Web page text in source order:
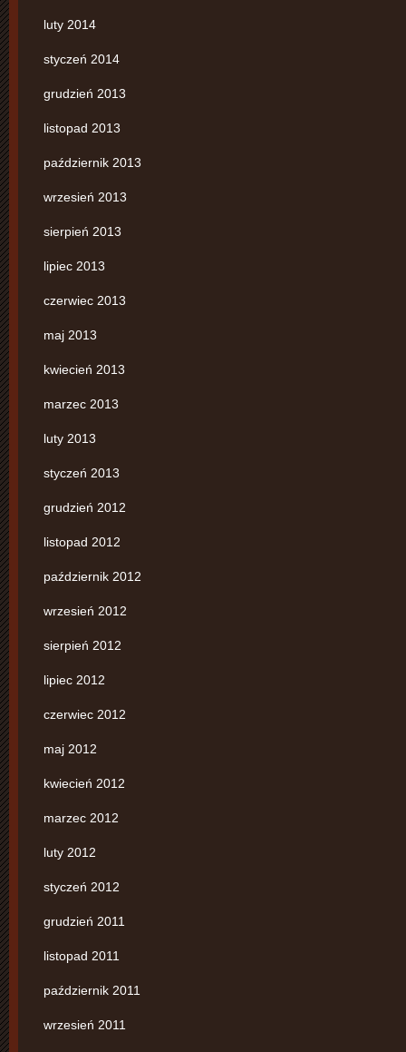
luty 2014
styczeń 2014
grudzień 2013
listopad 2013
październik 2013
wrzesień 2013
sierpień 2013
lipiec 2013
czerwiec 2013
maj 2013
kwiecień 2013
marzec 2013
luty 2013
styczeń 2013
grudzień 2012
listopad 2012
październik 2012
wrzesień 2012
sierpień 2012
lipiec 2012
czerwiec 2012
maj 2012
kwiecień 2012
marzec 2012
luty 2012
styczeń 2012
grudzień 2011
listopad 2011
październik 2011
wrzesień 2011